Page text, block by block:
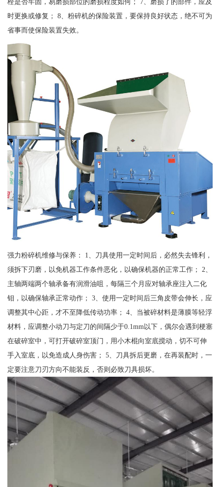
时更换或修复； 8、粉碎机的保险装置，要保持良好状态，绝不可为
省事而使保险装置失效。
强力粉碎机维修与保养： 1、刀具使用一定时间后，必然失去锋利，
须拆下刃磨，以免机器工作条件恶化，以确保机器的正常工作； 2、
主轴两端两个轴承备有润滑油咀，每隔三个月应对轴承座注入二化
钼，以确保轴承正常动作； 3、使用一定时间后三角皮带会伸长，应
调整其中心距，才不至降低传动功率； 4、当被碎材料是薄膜等轻浮
材料，应调整小动刀与定刀的间隔少于0.1mm以下，偶尔会遇到梗塞
在破碎室中，可打开破碎室顶门，用小木棍向室底搅动，切不可伸
手入室底，以免造成人身伤害； 5、刀具拆后更磨，在再装配时，一
定要注意刀刃方向不能装反，否则必致刀具损坏。